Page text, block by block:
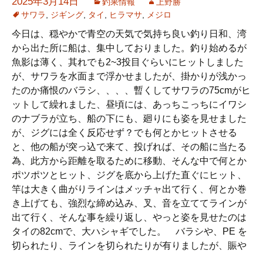
サワラ
ジギング タイ ヒラマサ メジロ
今日は、穏やかで青空の天気で気持ち良い釣り日和、湾
から出た所に船は、集中しておりました。釣り始めるが
魚影は薄く、其れでも2~3投目ぐらいにヒットしました
が、サワラを水面まで浮かせましたが、掛かりが浅かっ
たのか痛恨のバラシ、、、、暫くしてサワラの75cmがヒ
ットして繰れました、昼頃には、あっちこっちにイワシ
のナブラが立ち、船の下にも、廻りにも姿を見せました
が、ジグには全く反応せず？でも何とかヒットさせる
と、他の船が突っ込で来て、投げれば、その船に当たる
為、此方から距離を取るために移動、そんな中で何とか
ポツポツとヒット、ジグを底から上げた直ぐにヒット、
竿は大きく曲がりラインはメッチャ出て行く、何とか巻
き上げても、強烈な締め込み、叉、音を立ててラインが
出て行く、そんな事を繰り返し、やっと姿を見せたのは
タイの82cmで、大ハシャギでした。 バラシや、PE を
切られたり、ラインを切られたりが有りましたが、賑や